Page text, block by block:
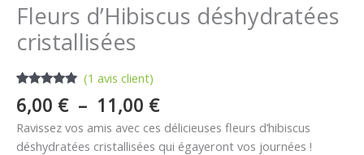
Fleurs d’Hibiscus déshydratées
cristallisées
Noté 5.00
sur 5
basé sur
1
notation
client
(1 avis client)
6,00 € – 11,00 €
Ravissez vos amis avec ces délicieuses fleurs d’hibiscus
déshydratées cristallisées qui égayeront vos journées !